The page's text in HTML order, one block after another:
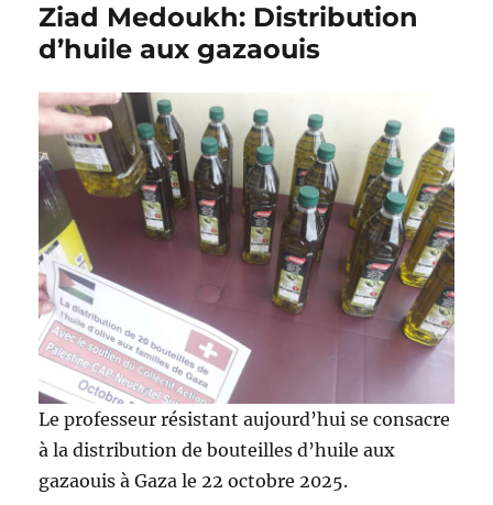
Ziad Medoukh: Distribution
d’huile aux gazaouis
Le professeur résistant aujourd’hui se consacre
à la distribution de bouteilles d’huile aux
gazaouis à Gaza le 22 octobre 2025.